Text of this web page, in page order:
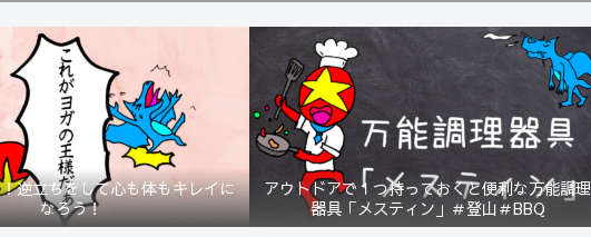
逆立ちをして心も体もキレイに
なろう！
アウトドアで１つ持っておくと便利な万能調理
器具「メスティン」＃登山＃BBQ